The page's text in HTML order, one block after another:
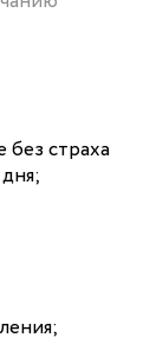
без страха